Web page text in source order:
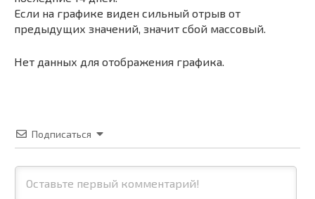
Если на графике виден сильный отрыв от
предыдущих значений, значит сбой массовый.
Нет данных для отображения графика.
Подписаться